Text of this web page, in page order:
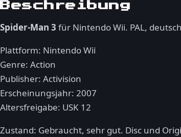
Beschreibung
Spider-Man 3 für Nintendo Wii. PAL,
Plattform: Nintendo Wii
Genre: Action
Publisher: Activision
Erscheinungsjahr: 2007
Altersfreigabe: USK 12
Zustand: Gebraucht, sehr gut. Disc und